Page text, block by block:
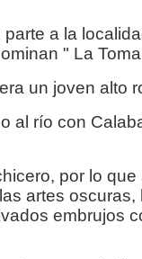
a la
" La
un joven alto
al río con
por lo
artes
embrujos